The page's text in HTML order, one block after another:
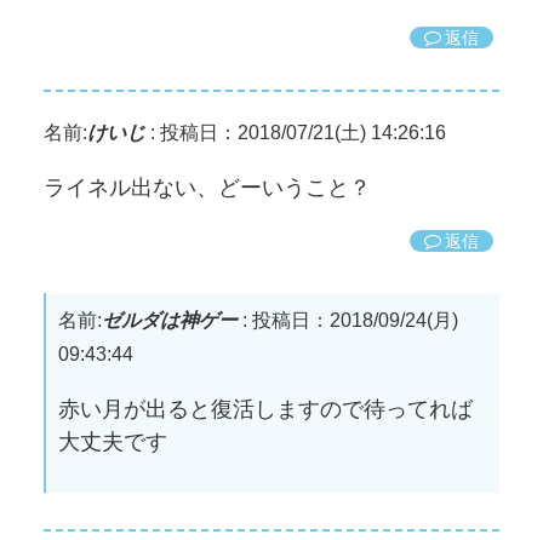
返信
名前:けいじ : 投稿日：2018/07/21(土) 14:26:16
ライネル出ない、どーいうこと？
返信
名前:ゼルダは神ゲー: 投稿日：2018/09/24(月)
09:43:44
赤い月が出ると復活しますので待ってれば
大丈夫です